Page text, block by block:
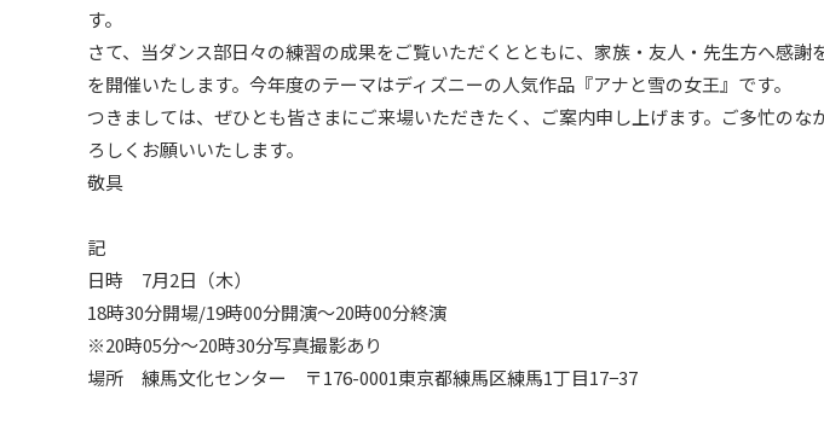
す。
さて、当ダンス部日々の練習の成果をご覧いただくとともに、家族・友人・先生方へ感
を開催いたします。今年度のテーマはディズニーの人気作品『アナと雪の女王』です。
つきましては、ぜひとも皆さまにご来場いただきたく、ご案内申し上げます。ご多忙の
ろしくお願いいたします。
敬具
記
日時 7月2日（木）
18時30分開場/19時00分開演～20時00分終演
※20時05分～20時30分写真撮影あり
場所 練馬文化センター 〒176-0001東京都練馬区練馬1丁目17−37